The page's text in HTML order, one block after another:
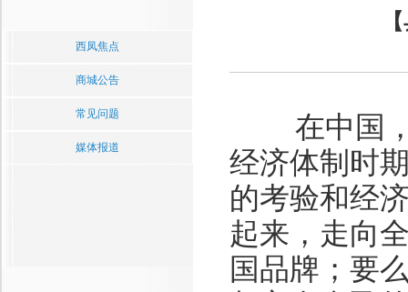
西凤焦点
商城公告
常见问题
媒体报道
在中国，
经济体制时
的考验和经
起来，走向
国品牌；要